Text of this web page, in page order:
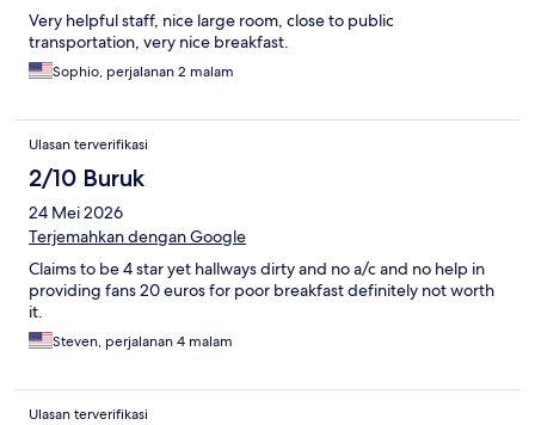
Very helpful staff, nice large room, close to public
transportation, very nice breakfast.
Sophio, perjalanan 2 malam
Ulasan terverifikasi
2/10 Buruk
24 Mei 2026
Terjemahkan dengan Google
Claims to be 4 star yet hallways dirty and no a/c and no help in
providing fans 20 euros for poor breakfast definitely not worth
it.
Steven, perjalanan 4 malam
Ulasan terverifikasi